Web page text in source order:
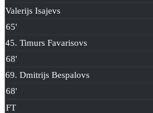
Valerijs Isajevs
65'
45. Timurs Favarisovs
68'
69. Dmitrijs Bespalovs
68'
FT